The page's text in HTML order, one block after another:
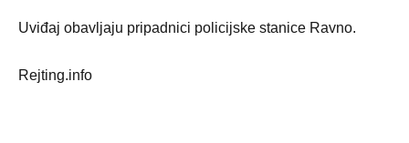
Uviđaj obavljaju pripadnici policijske stanice Ravno.
Rejting.info